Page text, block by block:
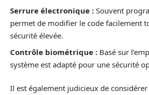
Serrure électronique : Souvent
permet de modifier le code facilement
sécurité élevée.
Contrôle biométrique : Basé sur
système est adapté pour une sécurité
Il est également judicieux de